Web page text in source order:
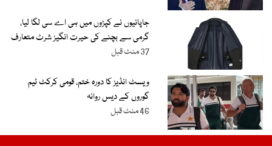
جاپانیوں نے کپڑوں میں ہی اے سی لگا لیا،
گرمی سے بچنے کی حیرت انگیز شرٹ متعارف
37 منٹ قبل
ویسٹ انڈیز کا دورہ ختم، قومی کرکٹ ٹیم
گوروں کے دیس روانہ
46 منٹ قبل